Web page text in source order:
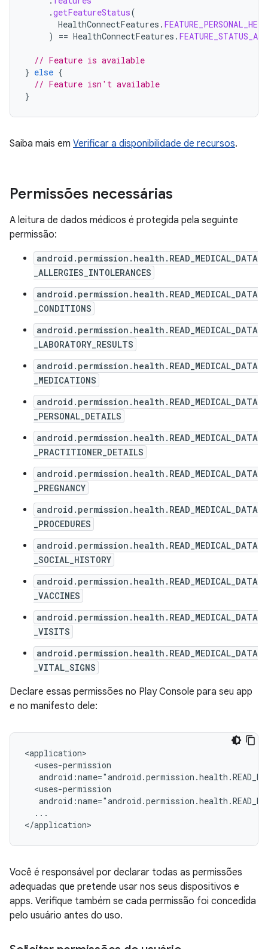
.getFeatureStatus(
HealthConnectFeatures .
)
== HealthConnectFeatures .
// Feature is available
} else {
// Feature isn't available
}
Saiba mais em Verificar a disponibilidade de recursos.
Permissões necessárias
A leitura de dados médicos é protegida pela seguinte
permissão:
android.permission.health.READ_MEDICAL_DATA
_ALLERGIES_INTOLERANCES
android.permission.health.READ_MEDICAL_DATA
_CONDITIONS
android.permission.health.READ_MEDICAL_DATA
_LABORATORY_RESULTS
android.permission.health.READ_MEDICAL_DATA
_MEDICATIONS
android.permission.health.READ_MEDICAL_DATA
_PERSONAL_DETAILS
android.permission.health.READ_MEDICAL_DATA
_PRACTITIONER_DETAILS
android.permission.health.READ_MEDICAL_DATA
_PREGNANCY
android.permission.health.READ_MEDICAL_DATA
_PROCEDURES
android.permission.health.READ_MEDICAL_DATA
_SOCIAL_HISTORY
android.permission.health.READ_MEDICAL_DATA
_VACCINES
android.permission.health.READ_MEDICAL_DATA
_VISITS
android.permission.health.READ_MEDICAL_DATA
_VITAL_SIGNS
Declare essas permissões no Play Console para seu app
e no manifesto dele:
...
Você é responsável por declarar todas as permissões
adequadas que pretende usar nos seus dispositivos e
apps. Verifique também se cada permissão foi concedida
pelo usuário antes do uso.